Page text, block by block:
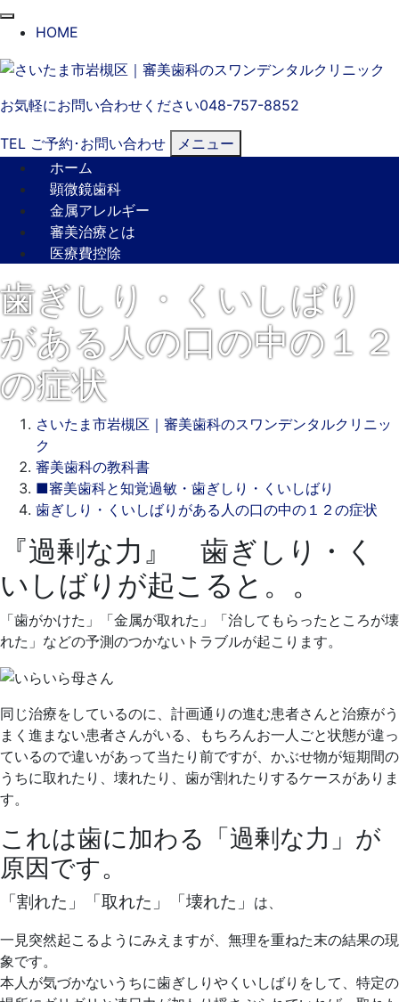
る
HOME
お気軽にお問い合わせください048-757-8852
TEL ご予約･ お問い合わせ
メニュー
ホーム
顕微鏡歯科
金属アレルギー
審美治療とは
医療費控除
歯ぎしり・くいしばり
がある人の口の中の１２
の症状
さいたま市岩槻区｜審美歯科のスワンデンタルクリニッ
ク
審美歯科の教科書
■審美歯科と知覚過敏・歯ぎしり・くいしばり
歯ぎしり・くいしばりがある人の口の中の１２の症状
2021
9
日
『過剰な力』 歯ぎしり・く
いしばりが起こると。。
「歯がかけた」「金属が取れた」「治してもらったところが壊
れた」などの予測のつかないトラブルが起こります。
同じ治療をしているのに、計画通りの進む患者さんと治療がう
まく進まない患者さんがいる、もちろんお一人ごと状態が違っ
ているので違いがあって当たり前ですが、かぶせ物が短期間の
うちに取れたり、壊れたり、歯が割れたりするケースがありま
す。
これは歯に加わる「過剰な力」が
原因です。
「割れた」「取れた」「壊れた」 は、
一見突然起こるようにみえますが、無理を重ねた末の結果の現
象です。
本人が気づかないうちに歯ぎしりやくいしばりをして、特定の